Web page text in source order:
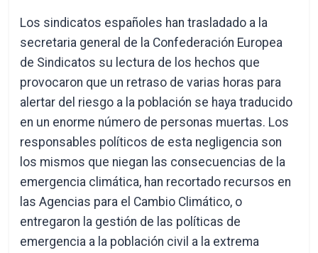
Los sindicatos españoles han trasladado a la
secretaria general de la Confederación Europea
de Sindicatos su lectura de los hechos que
provocaron que un retraso de varias horas para
alertar del riesgo a la población se haya traducido
en un enorme número de personas muertas. Los
responsables políticos de esta negligencia son
los mismos que niegan las consecuencias de la
emergencia climática, han recortado recursos en
las Agencias para el Cambio Climático, o
entregaron la gestión de las políticas de
emergencia a la población civil a la extrema